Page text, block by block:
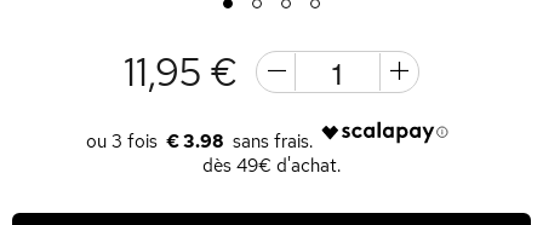
1 2 3 4
11,95 €
€ 3.98
dès 49€ d'achat.